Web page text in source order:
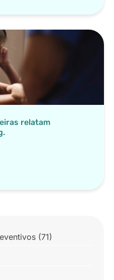
relatam
(71)